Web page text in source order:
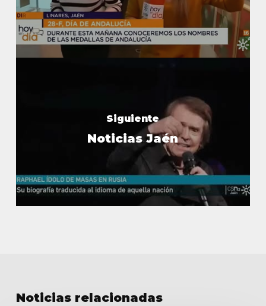
Siguiente
Noticias Jaén
Noticias relacionadas